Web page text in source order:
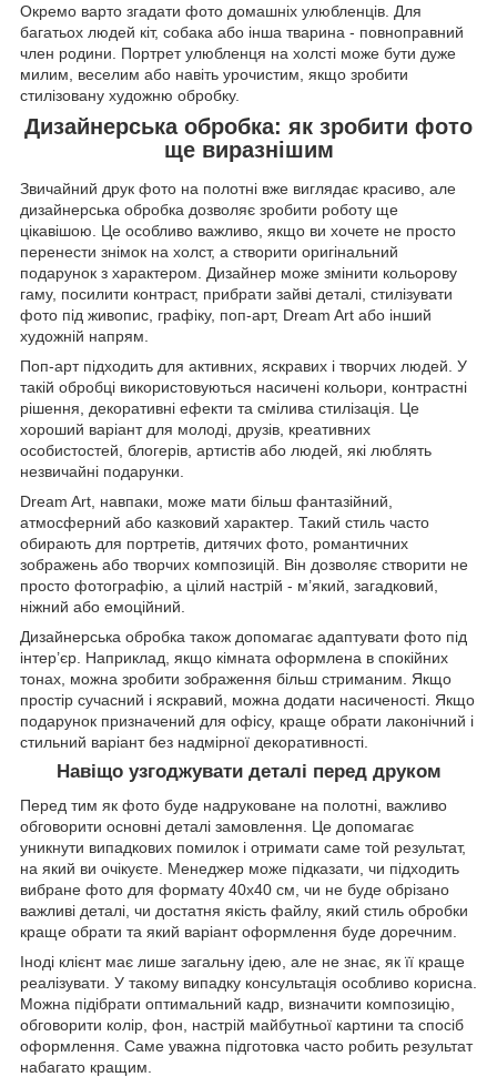
Окремо варто згадати фото домашніх улюбленців. Для
багатьох людей кіт, собака або інша тварина - повноправний
член родини. Портрет улюбленця на холсті може бути дуже
милим, веселим або навіть урочистим, якщо зробити
стилізовану художню обробку.
Дизайнерська обробка: як зробити фото
ще виразнішим
Звичайний друк фото на полотні вже виглядає красиво, але
дизайнерська обробка дозволяє зробити роботу ще
цікавішою. Це особливо важливо, якщо ви хочете не просто
перенести знімок на холст, а створити оригінальний
подарунок з характером. Дизайнер може змінити кольорову
гаму, посилити контраст, прибрати зайві деталі, стилізувати
фото під живопис, графіку, поп-арт, Dream Art або інший
художній напрям.
Поп-арт підходить для активних, яскравих і творчих людей. У
такій обробці використовуються насичені кольори, контрастні
рішення, декоративні ефекти та смілива стилізація. Це
хороший варіант для молоді, друзів, креативних
особистостей, блогерів, артистів або людей, які люблять
незвичайні подарунки.
Dream Art, навпаки, може мати більш фантазійний,
атмосферний або казковий характер. Такий стиль часто
обирають для портретів, дитячих фото, романтичних
зображень або творчих композицій. Він дозволяє створити не
просто фотографію, а цілий настрій - м’який, загадковий,
ніжний або емоційний.
Дизайнерська обробка також допомагає адаптувати фото під
інтер’єр. Наприклад, якщо кімната оформлена в спокійних
тонах, можна зробити зображення більш стриманим. Якщо
простір сучасний і яскравий, можна додати насиченості. Якщо
подарунок призначений для офісу, краще обрати лаконічний і
стильний варіант без надмірної декоративності.
Навіщо узгоджувати деталі перед друком
Перед тим як фото буде надруковане на полотні, важливо
обговорити основні деталі замовлення. Це допомагає
уникнути випадкових помилок і отримати саме той результат,
на який ви очікуєте. Менеджер може підказати, чи підходить
вибране фото для формату 40х40 см, чи не буде обрізано
важливі деталі, чи достатня якість файлу, який стиль обробки
краще обрати та який варіант оформлення буде доречним.
Іноді клієнт має лише загальну ідею, але не знає, як її краще
реалізувати. У такому випадку консультація особливо корисна.
Можна підібрати оптимальний кадр, визначити композицію,
обговорити колір, фон, настрій майбутньої картини та спосіб
оформлення. Саме уважна підготовка часто робить результат
набагато кращим.